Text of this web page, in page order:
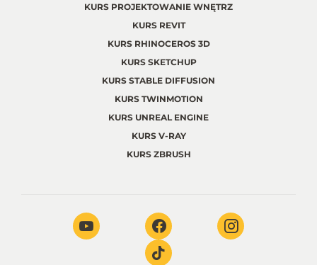
KURS PROJEKTOWANIE WNĘTRZ
KURS REVIT
KURS RHINOCEROS 3D
KURS SKETCHUP
KURS STABLE DIFFUSION
KURS TWINMOTION
KURS UNREAL ENGINE
KURS V-RAY
KURS ZBRUSH